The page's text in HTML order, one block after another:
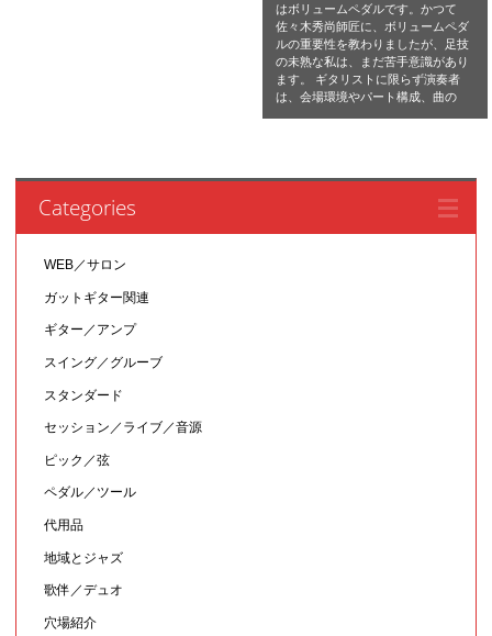
はボリュームペダルです。かつて
佐々木秀尚師匠に、ボリュームペダ
ルの重要性を教わりましたが、足技
の未熟な私は、まだ苦手意識があり
ます。 ギタリストに限らず演奏者
は、会場環境やパート構成、曲の
Categories
WEB／サロン
ガットギター関連
ギター／アンプ
スイング／グルーブ
スタンダード
セッション／ライブ／音源
ピック／弦
ペダル／ツール
代用品
地域とジャズ
歌伴／デュオ
穴場紹介